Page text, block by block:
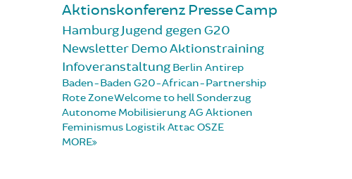
Aktionskonferenz PresseCamp
HamburgJugend gegen G20
NewsletterDemoAktionstraining
Infoveranstaltung Berlin Antirep
Baden-Baden G20-African-Partnership
Rote ZoneWelcome to hellSonderzug
Autonome MobilisierungAG Aktionen
Feminismus Logistik Attac OSZE
MORE